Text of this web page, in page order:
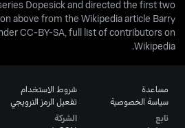
Dopesick and directed the first two
above from the Wikipedia article Barry
CC-BY-SA, full list of contributors on
Wikipedia.
مساعدة
سياسة الخصوصية
شروط الاستخدام
تفعيل الرمز الترويجي
تابع
الشركة